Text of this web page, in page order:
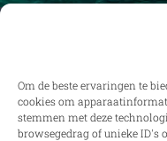
Om de beste ervaringen te
cookies om
stemmen met deze
browsegedrag of unieke ID's
Ontvang
vastgoedrecht